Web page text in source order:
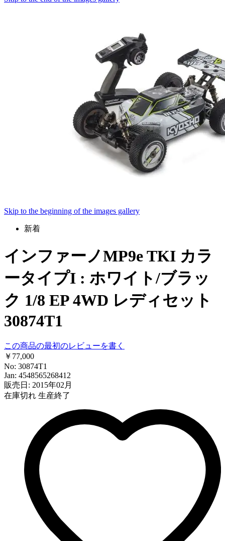
Skip to the beginning of the images gallery
新着
インファーノMP9e TKI カラ
ータイプI : ホワイト/ブラッ
ク 1/8 EP 4WD レディセット
30874T1
この商品の最初のレビューを書く
￥77,000
No: 30874T1
Jan: 4548565268412
販売日: 2015年02月
在庫切れ 生産終了